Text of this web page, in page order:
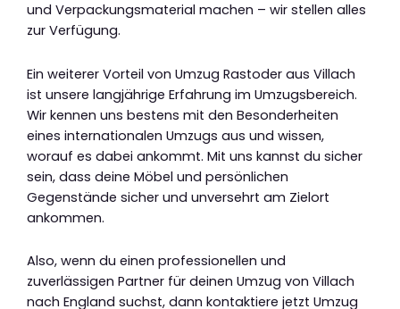
und Verpackungsmaterial machen – wir stellen alles
zur Verfügung.
Ein weiterer Vorteil von Umzug Rastoder aus Villach
ist unsere langjährige Erfahrung im Umzugsbereich.
Wir kennen uns bestens mit den Besonderheiten
eines internationalen Umzugs aus und wissen,
worauf es dabei ankommt. Mit uns kannst du sicher
sein, dass deine Möbel und persönlichen
Gegenstände sicher und unversehrt am Zielort
ankommen.
Also, wenn du einen professionellen und
zuverlässigen Partner für deinen Umzug von Villach
nach England suchst, dann kontaktiere jetzt Umzug